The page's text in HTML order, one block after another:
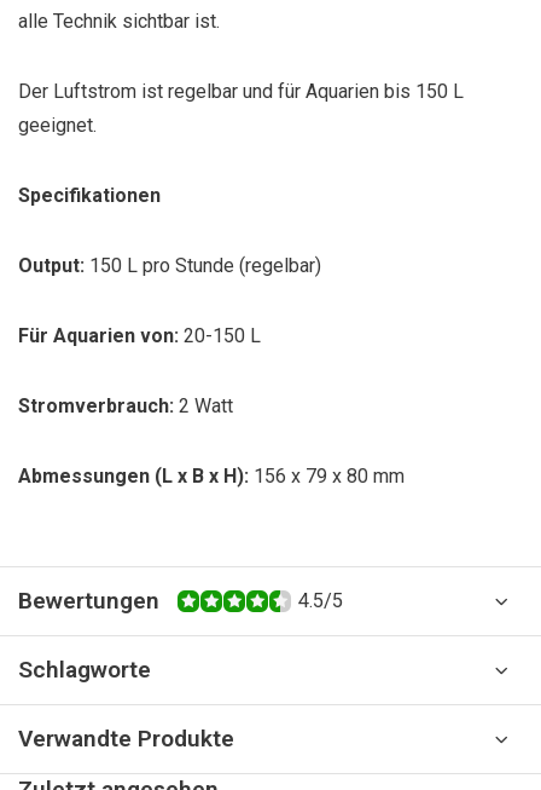
alle Technik sichtbar ist.
Der Luftstrom ist regelbar und für Aquarien bis 150 L
geeignet.
Specifikationen
Output: 150 L pro Stunde (regelbar)
Für Aquarien von: 20-150 L
Stromverbrauch: 2 Watt
Abmessungen (L x B x H): 156 x 79 x 80 mm
Bewertungen 4.5/5
Schlagworte
Verwandte Produkte